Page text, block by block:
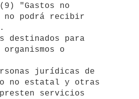
"Gastos no
no podrá recibir
destinados para
o
jurídicas de
no estatal y otras
servicios